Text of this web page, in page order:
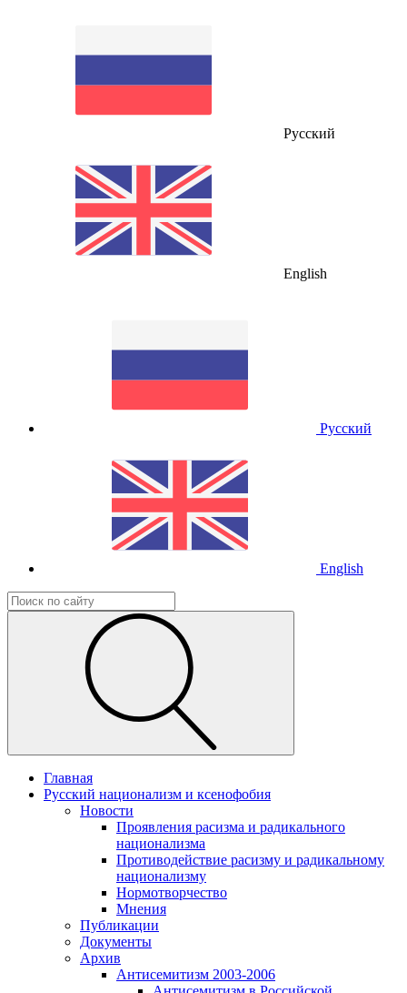
Русский
English
Русский
English
Главная
Русский национализм и ксенофобия
Новости
Проявления расизма и радикального
национализма
Противодействие расизму и радикальному
национализму
Нормотворчество
Мнения
Публикации
Документы
Архив
Антисемитизм 2003-2006